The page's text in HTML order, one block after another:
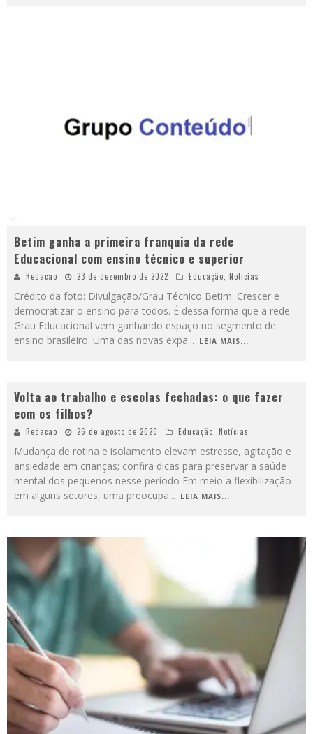
Betim ganha a primeira franquia da rede
Educacional com ensino técnico e superior
Redacao 23 de dezembro de 2022 Educação Notícias
Crédito da foto: Divulgação/Grau Técnico Betim. Crescer e
democratizar o ensino para todos. É dessa forma que a rede
Grau Educacional vem ganhando espaço no segmento de
ensino brasileiro. Uma das novas expa... LEIA MAIS...
Volta ao trabalho e escolas fechadas: o que fazer
com os filhos?
Redacao 26 de agosto de 2020 Educação Notícias
Mudança de rotina e isolamento elevam estresse, agitação e
ansiedade em crianças; confira dicas para preservar a saúde
mental dos pequenos nesse período Em meio a flexibilização
em alguns setores, uma preocupa... LEIA MAIS...